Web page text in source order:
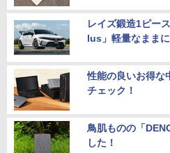
レイズ鍛造1ピー
lus」軽量なまま
性能の良いお得な
チェック！
鳥肌ものの「
した！